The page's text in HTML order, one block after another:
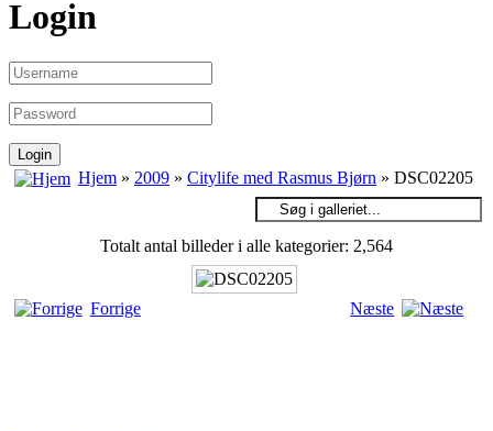
Login
Hjem » 2009 » Citylife med Rasmus Bjørn » DSC02205
Totalt antal billeder i alle kategorier: 2,564
Forrige Næste